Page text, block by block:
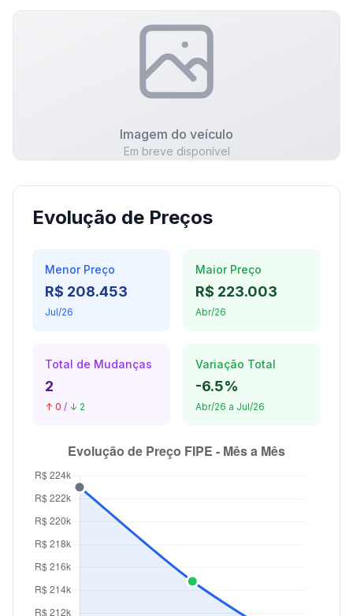
Imagem do veículo
Em breve disponível
Evolução de Preços
Menor Preço
R$ 208.453
Jul/26
Maior Preço
R$ 223.003
Abr/26
Total de Mudanças
2
↑ 0 / ↓ 2
Variação Total
-6.5%
Abr/26 a Jul/26